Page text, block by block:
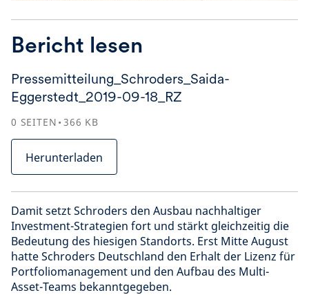
Bericht lesen
Pressemitteilung_Schroders_Saida-
Eggerstedt_2019-09-18_RZ
0 SEITEN 366 KB
Herunterladen
Damit setzt Schroders den Ausbau nachhaltiger
Investment-Strategien fort und stärkt gleichzeitig die
Bedeutung des hiesigen Standorts. Erst Mitte August
hatte Schroders Deutschland den Erhalt der Lizenz für
Portfoliomanagement und den Aufbau des Multi-
Asset-Teams bekanntgegeben.